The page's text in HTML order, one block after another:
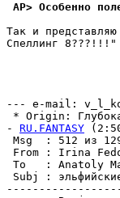
AP> Особенно
Так и
Спеллинг 8???!!!"
--- e-mail:
* Origin:
- RU.FANTASY
Msg  :
From : Irina
To   : Anatoly
Subj